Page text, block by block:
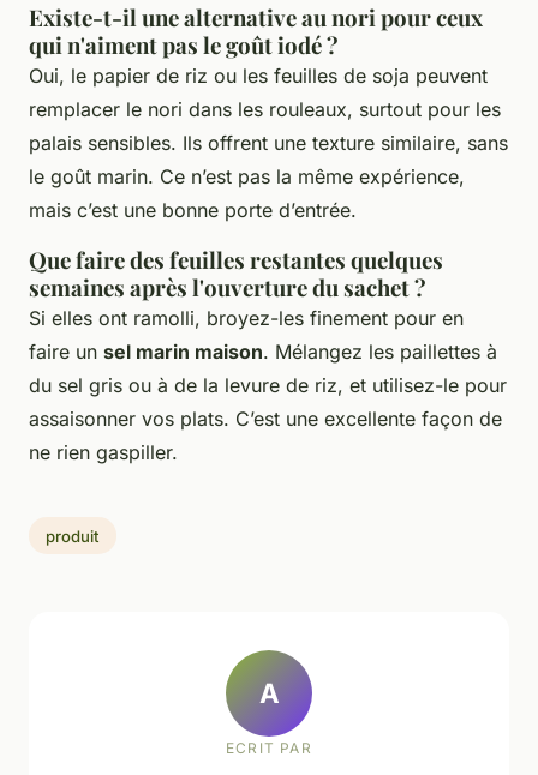
Existe-t-il une alternative au nori pour ceux
qui n'aiment pas le goût iodé ?
Oui, le papier de riz ou les feuilles de soja peuvent
remplacer le nori dans les rouleaux, surtout pour les
palais sensibles. Ils offrent une texture similaire, sans
le goût marin. Ce n’est pas la même expérience,
mais c’est une bonne porte d’entrée.
Que faire des feuilles restantes quelques
semaines après l'ouverture du sachet ?
Si elles ont ramolli, broyez-les finement pour en
faire un sel marin maison. Mélangez les paillettes à
du sel gris ou à de la levure de riz, et utilisez-le pour
assaisonner vos plats. C’est une excellente façon de
ne rien gaspiller.
produit
A
ECRIT PAR